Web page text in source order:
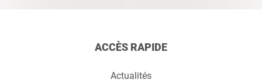
ACCÈS RAPIDE
Actualités